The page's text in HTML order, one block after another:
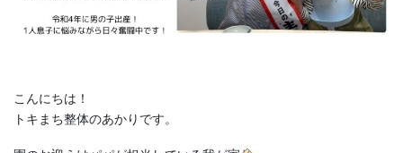
こんにちは！
トキまち整体のあかりです。